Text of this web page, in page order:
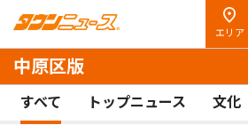
エリア
中原区版
すべて トップニュース 文化